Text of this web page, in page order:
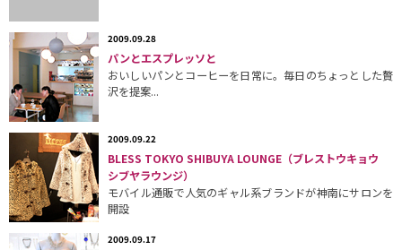
2009.09.28
パンとエスプレッソと
おいしいパンとコーヒーを日常に。毎日のちょっとした贅
沢を提案...
2009.09.22
BLESS TOKYO SHIBUYA LOUNGE（ブレストウキョウ
シブヤラウンジ）
モバイル通販で人気のギャル系ブランドが神南にサロンを
開設
2009.09.17